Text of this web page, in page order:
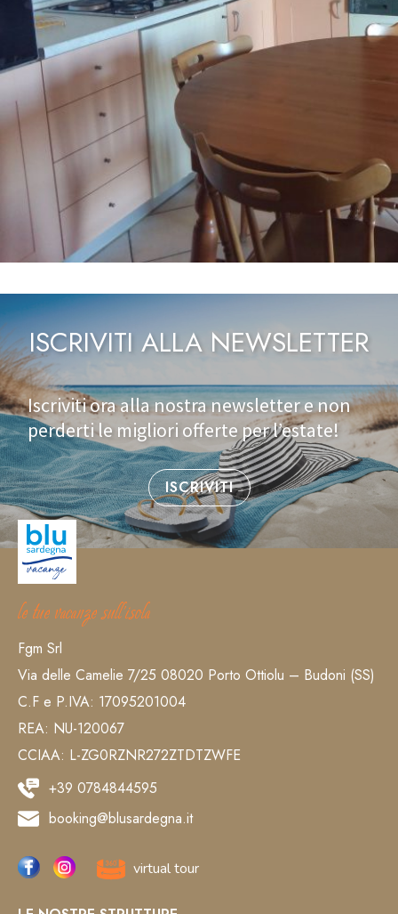
ISCRIVITI ALLA NEWSLETTER
Iscriviti ora alla nostra newsletter e non
perderti le migliori offerte per l’estate!
ISCRIVITI
le tue vacanze sull’isola
Fgm Srl
Via delle Camelie 7/25 08020 Porto Ottiolu – Budoni (SS)
C.F e P.IVA: 17095201004
REA: NU-120067
CCIAA: L-ZG0RZNR272ZTDTZWFE
+39 0784844595
booking@blusardegna.it
virtual tour